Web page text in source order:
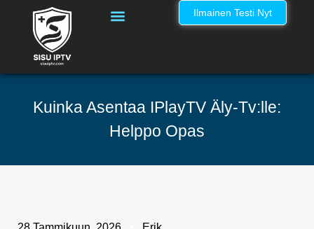
Ilmainen Testi Nyt
Kuinka Asentaa IPlayTV Äly-Tv:lle:
Helppo Opas